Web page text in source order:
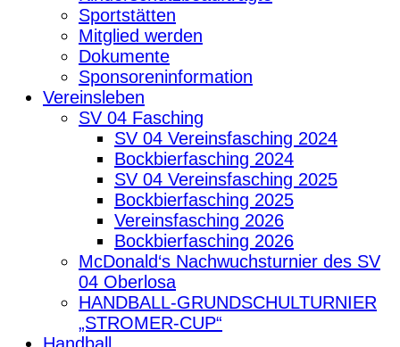
Sportstätten
Mitglied werden
Dokumente
Sponsoreninformation
Vereinsleben
SV 04 Fasching
SV 04 Vereinsfasching 2024
Bockbierfasching 2024
SV 04 Vereinsfasching 2025
Bockbierfasching 2025
Vereinsfasching 2026
Bockbierfasching 2026
McDonald‘s Nachwuchsturnier des SV
04 Oberlosa
HANDBALL-GRUNDSCHULTURNIER
„STROMER-CUP“
Handball